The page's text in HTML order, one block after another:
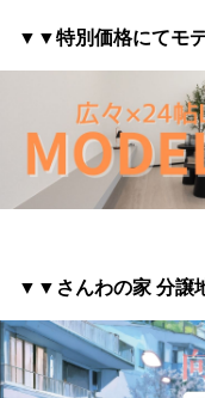
▼▼特別価格にてモ
▼▼さんわの家 分譲